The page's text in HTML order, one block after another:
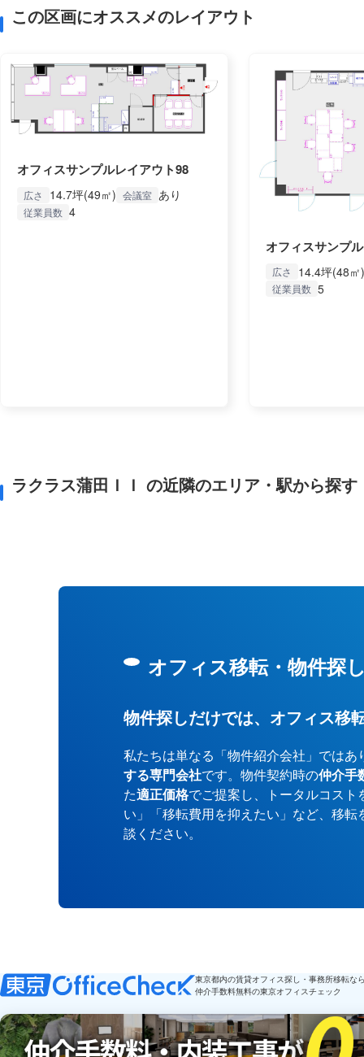
この区画にオススメのレイアウト
オフィスサンプルレイアウト98
広さ 14.7坪(49㎡) 会議室 あり
従業員数 4
オフィスサンプ
広さ 14.4坪(48㎡
従業員数 5
ラクラス蒲田ＩＩ の近隣のエリア・駅から探す
オフィス移転・物件探
物件探しだけでは、オフィス移
私たちは単なる「物件紹介会社」ではあ
する専門会社です。物件契約時の仲介手
た適正価格でご提案し、トータルコス
い」「移転費用を抑えたい」など、移
談ください。
東京都内の賃貸オフィス探し・事務所移転な
仲介手数料無料の東京オフィスチェック